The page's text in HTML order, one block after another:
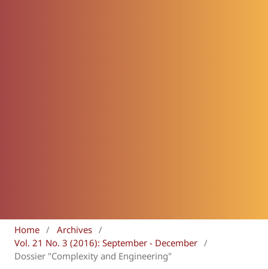
Home / Archives /
Vol. 21 No. 3 (2016): September - December /
Dossier "Complexity and Engineering"